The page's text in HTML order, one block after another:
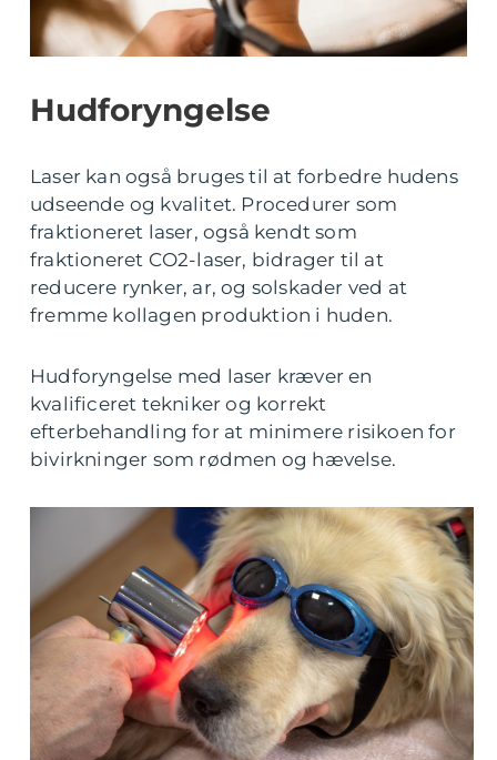
Hudforyngelse
Laser kan også bruges til at forbedre hudens
udseende og kvalitet. Procedurer som
fraktioneret laser, også kendt som
fraktioneret CO2-laser, bidrager til at
reducere rynker, ar, og solskader ved at
fremme kollagen produktion i huden.
Hudforyngelse med laser kræver en
kvalificeret tekniker og korrekt
efterbehandling for at minimere risikoen for
bivirkninger som rødmen og hævelse.